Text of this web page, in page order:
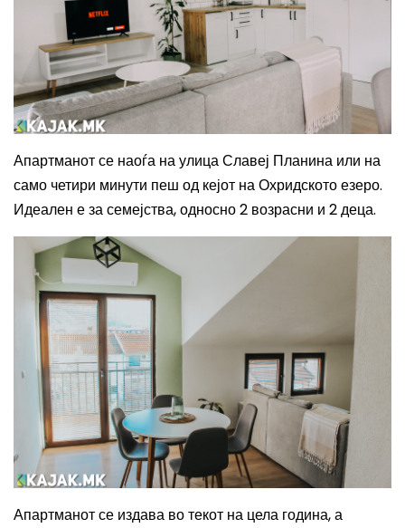
Апартманот се наоѓа на улица Славеј Планина или на
само четири минути пеш од кејот на Охридското езеро.
Идеален е за семејства, односно 2 возрасни и 2 деца.
Апартманот се издава во текот на цела година, а